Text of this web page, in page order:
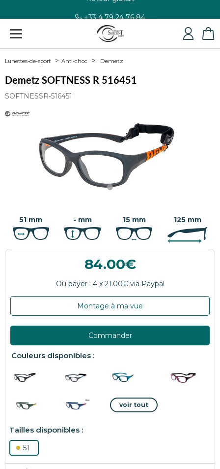
+33 4 79 24 76 84
Lunettes-de-sport Anti-choc Demetz
Demetz SOFTNESS R 516451
SOFTNESSR-516451
51 mm - mm 15 mm 125 mm
84.00
Montage à ma vue
Commander
51